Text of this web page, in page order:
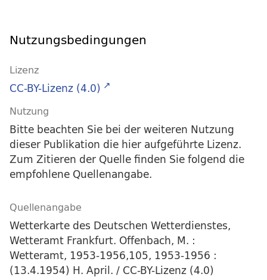
Nutzungsbedingungen
Lizenz
CC-BY-Lizenz (4.0)
Nutzung
Bitte beachten Sie bei der weiteren Nutzung
dieser Publikation die hier aufgeführte Lizenz.
Zum Zitieren der Quelle finden Sie folgend die
empfohlene Quellenangabe.
Quellenangabe
Wetterkarte des Deutschen Wetterdienstes,
Wetteramt Frankfurt. Offenbach, M. :
Wetteramt, 1953-1956,105, 1953-1956 :
(13.4.1954) H. April. / CC-BY-Lizenz (4.0)